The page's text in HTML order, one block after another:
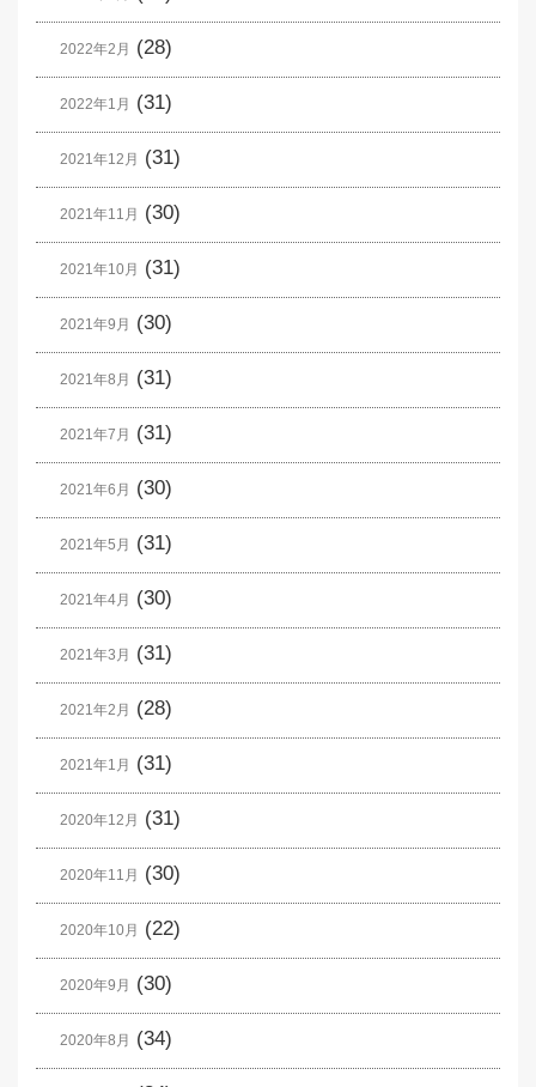
2022年2月 (28)
2022年1月 (31)
2021年12月 (31)
2021年11月 (30)
2021年10月 (31)
2021年9月 (30)
2021年8月 (31)
2021年7月 (31)
2021年6月 (30)
2021年5月 (31)
2021年4月 (30)
2021年3月 (31)
2021年2月 (28)
2021年1月 (31)
2020年12月 (31)
2020年11月 (30)
2020年10月 (22)
2020年9月 (30)
2020年8月 (34)